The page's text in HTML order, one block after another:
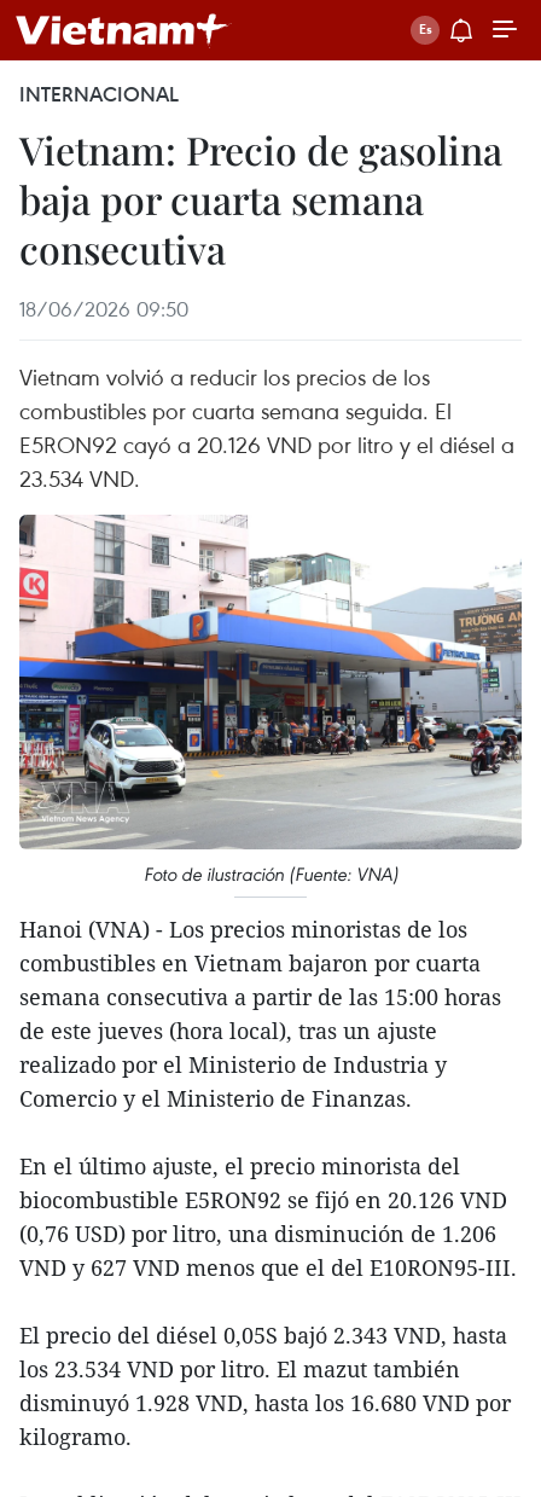
INTERNACIONAL
Vietnam: Precio de gasolina
baja por cuarta semana
consecutiva
18/06/2026 09:50
Vietnam volvió a reducir los precios de los
combustibles por cuarta semana seguida. El
E5RON92 cayó a 20.126 VND por litro y el diésel a
23.534 VND.
Foto de ilustración (Fuente: VNA)
Hanoi (VNA) - Los precios minoristas de los
combustibles en Vietnam bajaron por cuarta
semana consecutiva a partir de las 15:00 horas
de este jueves (hora local), tras un ajuste
realizado por el Ministerio de Industria y
Comercio y el Ministerio de Finanzas.
En el último ajuste, el precio minorista del
biocombustible E5RON92 se fijó en 20.126 VND
(0,76 USD) por litro, una disminución de 1.206
VND y 627 VND menos que el del E10RON95-III.
El precio del diésel 0,05S bajó 2.343 VND, hasta
los 23.534 VND por litro. El mazut también
disminuyó 1.928 VND, hasta los 16.680 VND por
kilogramo.